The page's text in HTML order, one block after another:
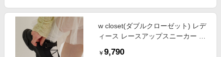
w closet(ダブルクローゼット) レデ
ィース レースアップスニーカー ブ
￥ 9,790